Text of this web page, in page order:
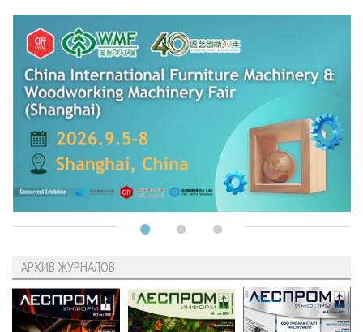
АРХИВ ЖУРНАЛОВ